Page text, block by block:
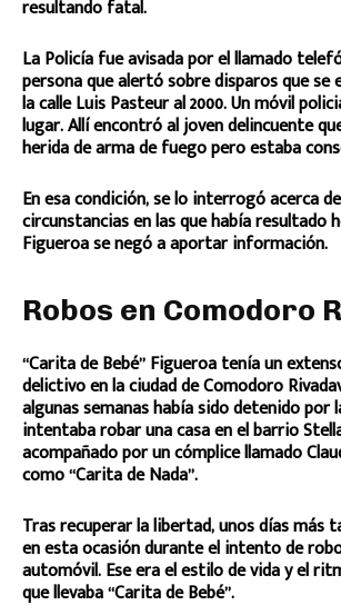
resultando fatal.
La Policía fue avisada por el llamado
persona que alertó sobre disparos que se
la calle Luis Pasteur al 2000. Un móvil
lugar. Allí encontró al joven delincuente
herida de arma de fuego pero estaba
En esa condición, se lo interrogó acerca
circunstancias en las que había resultado
Figueroa se negó a aportar información.
Robos en Comodoro
“Carita de Bebé” Figueroa tenía un
delictivo en la ciudad de Comodoro
algunas semanas había sido detenido por
intentaba robar una casa en el barrio
acompañado por un cómplice llamado
como “Carita de Nada”.
Tras recuperar la libertad, unos días más
en esta ocasión durante el intento de
automóvil. Ese era el estilo de vida y el
que llevaba “Carita de Bebé”.